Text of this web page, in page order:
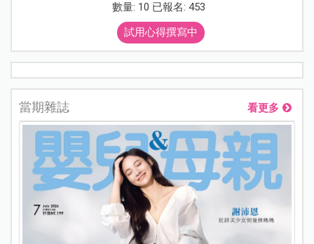
數量: 10 已報名: 453
試用心得撰寫中
當期雜誌 看更多